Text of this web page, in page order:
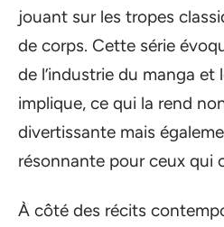
jouant sur les tropes
de corps. Cette série
de l’industrie du manga et
implique, ce qui la rend
divertissante mais
résonnante pour ceux qui
À côté des récits